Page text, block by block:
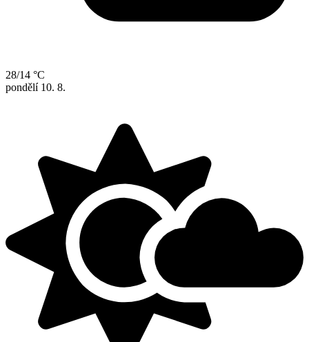
28/14 °C
pondělí 10. 8.